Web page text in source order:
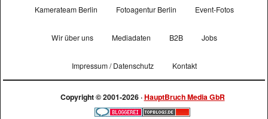
Kamerateam Berlin Fotoagentur Berlin Event-Fotos
Wir über uns Mediadaten B2B Jobs
Impressum / Datenschutz Kontakt
Copyright © 2001-2026 ·HauptBruch Media GbR